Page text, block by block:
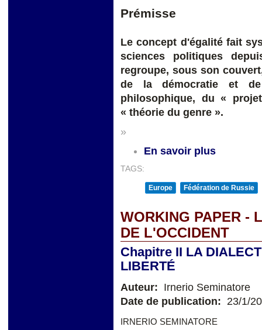
Prémisse
Le concept d'égalité fait
sciences politiques
regroupe, sous son
de la démocratie et
philosophique, du «
« théorie du genre ».
»
En savoir plus
TAGS:
Europe Fédération de Russie
WORKING PAPER -
DE L'OCCIDENT
Chapitre II LA
LIBERTÉ
Auteur: Irnerio Seminatore
Date de publication: 23/1/
IRNERIO SEMINATORE